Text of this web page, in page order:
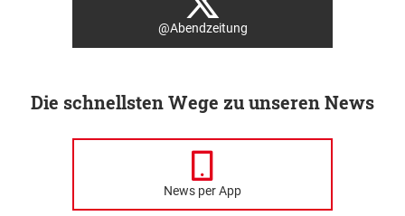
@Abendzeitung
Die schnellsten Wege zu unseren News
News per App